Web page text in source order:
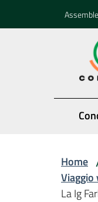
Home
La Ig